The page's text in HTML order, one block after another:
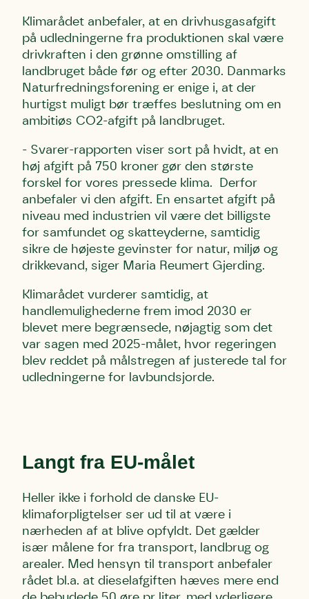
Klimarådet anbefaler, at en drivhusgasafgift
på udledningerne fra produktionen skal være
drivkraften i den grønne omstilling af
landbruget både før og efter 2030. Danmarks
Naturfredningsforening er enige i, at der
hurtigst muligt bør træffes beslutning om en
ambitiøs CO2-afgift på landbruget.
- Svarer-rapporten viser sort på hvidt, at en
høj afgift på 750 kroner gør den største
forskel for vores pressede klima. Derfor
anbefaler vi den afgift. En ensartet afgift på
niveau med industrien vil være det billigste
for samfundet og skatteyderne, samtidig
sikre de højeste gevinster for natur, miljø og
drikkevand, siger Maria Reumert Gjerding.
Klimarådet vurderer samtidig, at
handlemulighederne frem imod 2030 er
blevet mere begrænsede, nøjagtig som det
var sagen med 2025-målet, hvor regeringen
blev reddet på målstregen af justerede tal for
udledningerne for lavbundsjorde.
Langt fra EU-målet
Heller ikke i forhold de danske EU-
klimaforpligtelser ser ud til at være i
nærheden af at blive opfyldt. Det gælder
især målene for fra transport, landbrug og
arealer. Med hensyn til transport anbefaler
rådet bl.a. at dieselafgiften hæves mere end
Du skriver under på
Linie 1
Test
Hjørring
Linie 2
Telefon
Danmarks Naturfredningsforening må gerne kontakte
mig med nyt om sagen samt fremtidige
underskriftindsamlinger og andre støttemuligheder. Jeg
kan til enhver tid tilbagekalde dette samtykke ved at
Skriv under nu
Du skriver under på
Første punkt
Endelig er kvashegnet også et godt
hjem for jordhumle, der nok er den
mest kendte af de danske
humlebiarter. Den store humlebi – eller
brumbasse som mange kalder den.
Andet punkt
Humlebier bestøver effektivt blomster
og afgrøder i din have.
Telefon
Danmarks Naturfredningsforening må gerne kontakte
mig med nyt om sagen samt fremtidige
underskriftindsamlinger og andre støttemuligheder. Jeg
kan til enhver tid tilbagekalde dette samtykke ved at
Skriv under nu
Du skriver under på
Storken tilbage til Kolding
Telefon
Danmarks Naturfredningsforening må gerne kontakte
mig med nyt om sagen samt fremtidige
underskriftindsamlinger og andre støttemuligheder. Jeg
kan til enhver tid tilbagekalde dette samtykke ved at
Skriv under nu